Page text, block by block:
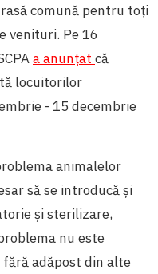
comună pentru toți
venituri. Pe 16
a anunțat că
locuitorilor
- 15 decembrie
animalelor
să se introducă și
și sterilizare,
nu este
adăpost din alte